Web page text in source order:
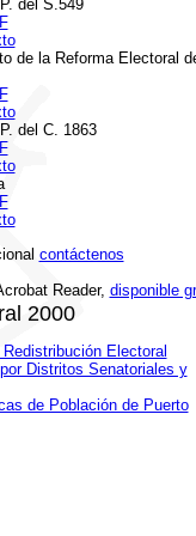
del S.549
de la Reforma Electoral
del C. 1863
contáctenos
Reader, disponible
2000
Electoral
Distritos Senatoriales y
de Población de Puerto